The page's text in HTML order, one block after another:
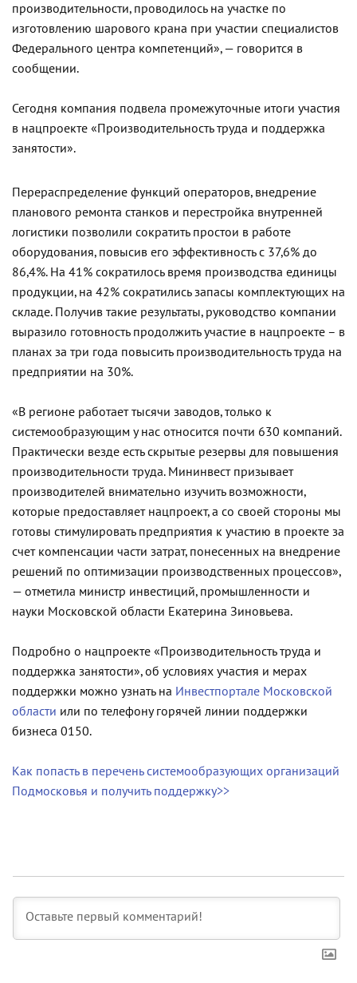
производительности, проводилось на участке по
изготовлению шарового крана при участии специалистов
Федерального центра компетенций», — говорится в
сообщении.
Сегодня компания подвела промежуточные итоги участия
в нацпроекте «Производительность труда и поддержка
занятости».
Перераспределение функций операторов, внедрение
планового ремонта станков и перестройка внутренней
логистики позволили сократить простои в работе
оборудования, повысив его эффективность с 37,6% до
86,4%. На 41% сократилось время производства единицы
продукции, на 42% сократились запасы комплектующих на
складе. Получив такие результаты, руководство компании
выразило готовность продолжить участие в нацпроекте – в
планах за три года повысить производительность труда на
предприятии на 30%.
«В регионе работает тысячи заводов, только к
системообразующим у нас относится почти 630 компаний.
Практически везде есть скрытые резервы для повышения
производительности труда. Мининвест призывает
производителей внимательно изучить возможности,
которые предоставляет нацпроект, а со своей стороны мы
готовы стимулировать предприятия к участию в проекте за
счет компенсации части затрат, понесенных на внедрение
решений по оптимизации производственных процессов»,
— отметила министр инвестиций, промышленности и
науки Московской области Екатерина Зиновьева.
Подробно о нацпроекте «Производительность труда и
поддержка занятости», об условиях участия и мерах
поддержки можно узнать на Инвестпортале Московской
области или по телефону горячей линии поддержки
бизнеса 0150.
Как попасть в перечень системообразующих организаций
Подмосковья и получить поддержку>>